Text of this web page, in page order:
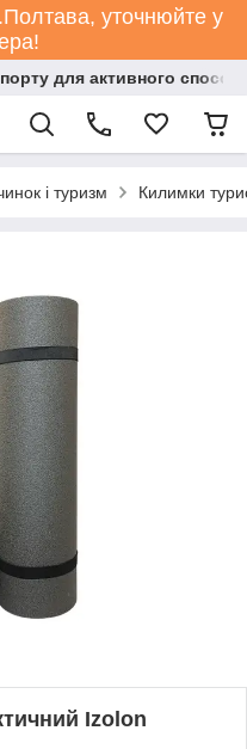
уточнюйте у
для активного
і туризм Килимки
Izolon